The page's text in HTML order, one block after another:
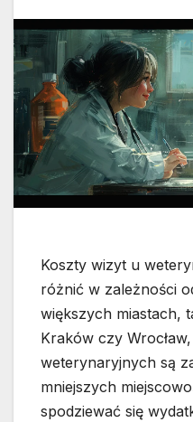
Koszty wizyt u
różnić w zależności
większych miastach,
Kraków czy
weterynaryjnych są
mniejszych
spodziewać się